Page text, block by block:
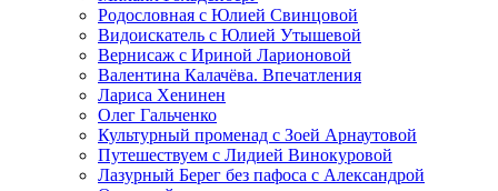
Родословная с Юлией Свинцовой
Видоискатель с Юлией Утышевой
Вернисаж с Ириной Ларионовой
Валентина Калачёва. Впечатления
Лариса Хенинен
Олег Гальченко
Культурный променад с Зоей Арнаутовой
Путешествуем с Лидией Винокуровой
Лазурный Берег без пафоса с Александрой